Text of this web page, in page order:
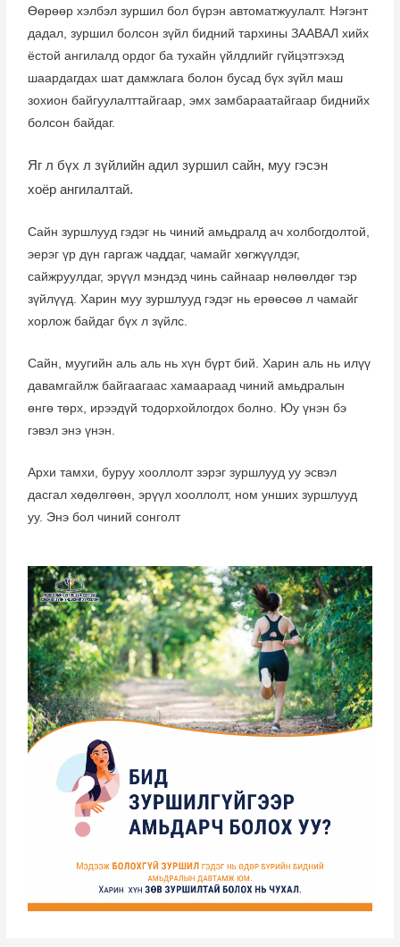
Өөрөөр хэлбэл зуршил бол бүрэн автоматжуулалт. Нэгэнт
дадал, зуршил болсон зүйл бидний тархины ЗААВАЛ хийх
ёстой ангилалд ордог ба тухайн үйлдлийг гүйцэтгэхэд
шаардагдах шат дамжлага болон бусад бүх зүйл маш
зохион байгуулалттайгаар, эмх замбараатайгаар биднийх
болсон байдаг.
Яг л бүх л зүйлийн адил зуршил сайн, муу гэсэн
хоёр ангилалтай.
Сайн зуршлууд гэдэг нь чиний амьдралд ач холбогдолтой,
эерэг үр дүн гаргаж чаддаг, чамайг хөгжүүлдэг,
сайжруулдаг, эрүүл мэндэд чинь сайнаар нөлөөлдөг тэр
зүйлүүд. Харин муу зуршлууд гэдэг нь ерөөсөө л чамайг
хорлож байдаг бүх л зүйлс.
Сайн, муугийн аль аль нь хүн бүрт бий. Харин аль нь илүү
давамгайлж байгаагаас хамаараад чиний амьдралын
өнгө төрх, ирээдүй тодорхойлогдох болно. Юу үнэн бэ
гэвэл энэ үнэн.
Архи тамхи, буруу хооллолт зэрэг зуршлууд уу эсвэл
дасгал хөдөлгөөн, эрүүл хооллолт, ном унших зуршлууд
уу. Энэ бол чиний сонголт